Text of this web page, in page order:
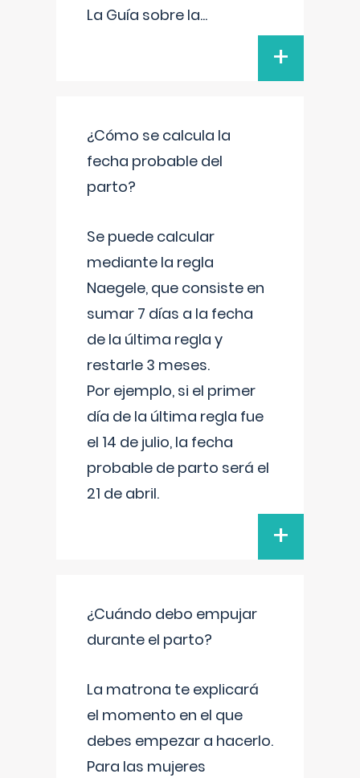
La Guía sobre la...
+
¿Cómo se calcula la
fecha probable del
parto?
Se puede calcular
mediante la regla
Naegele, que consiste en
sumar 7 días a la fecha
de la última regla y
restarle 3 meses.
Por ejemplo, si el primer
día de la última regla fue
el 14 de julio, la fecha
probable de parto será el
21 de abril.
+
¿Cuándo debo empujar
durante el parto?
La matrona te explicará
el momento en el que
debes empezar a hacerlo.
Para las mujeres